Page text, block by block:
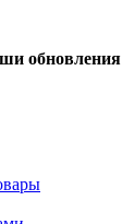
обновления